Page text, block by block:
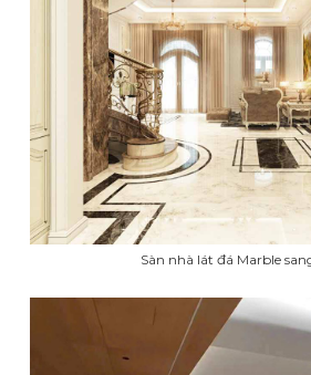
Sàn nhà lát đá Marble